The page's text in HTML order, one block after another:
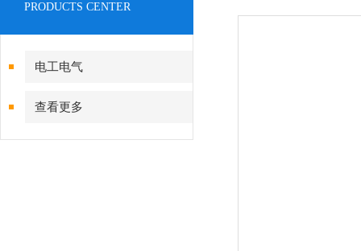
PRODUCTS CENTER
电工电气
查看更多